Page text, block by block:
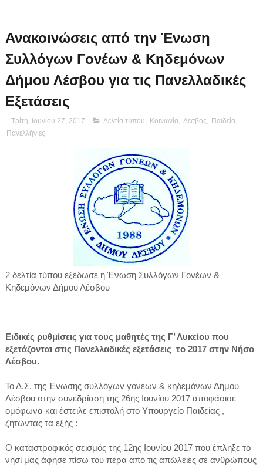
Ανακοινώσεις από την Ένωση
Συλλόγων Γονέων & Κηδεμόνων
Δήμου Λέσβου για τις Πανελλαδικές
Εξετάσεις
Τρίτη, Ιουνίου 27, 2017 Δελτία τύπου Κοινωνία, Λεσβος Παιδεία,
Πανελλήνιες
2 δελτία τύπου εξέδωσε η Ένωση Συλλόγων Γονέων &
Κηδεμόνων Δήμου Λέσβου
Ειδικές ρυθμίσεις για τους μαθητές της Γ’ Λυκείου που
εξετάζονται στις Πανελλαδικές εξετάσεις το 2017 στην Νήσο
Λέσβου.
Το Δ.Σ. της Ένωσης συλλόγων γονέων & κηδεμόνων Δήμου
Λέσβου στην συνεδρίαση της 26ης Ιουνίου 2017 αποφάσισε
ομόφωνα και έστειλε επιστολή στο Υπουργείο Παιδείας ,
ζητώντας τα εξής :
Ο καταστροφικός σεισμός της 12ης Ιουνίου 2017 που έπληξε το
νησί μας άφησε πίσω του πέρα από τις απώλειες σε ανθρώπους